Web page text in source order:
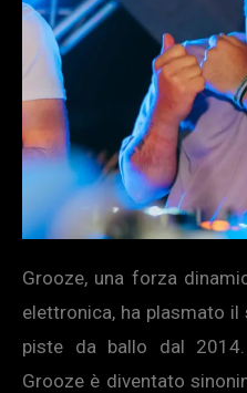
Grooze, una forza
elettronica, ha plasmato
piste da ballo dal
Grooze è diventato